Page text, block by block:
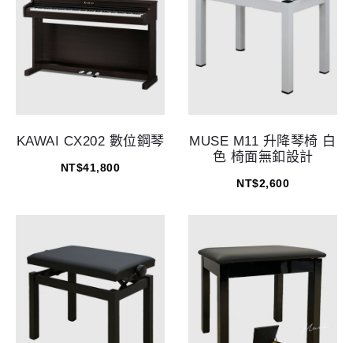
KAWAI CX202 數位鋼琴
NT$41,800
MUSE M11 升降琴椅 白
色 椅面無釦設計
NT$2,600